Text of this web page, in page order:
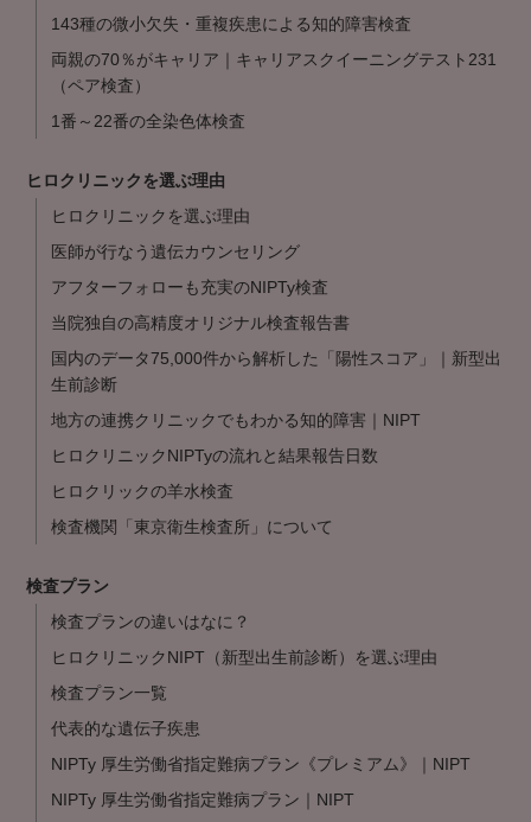
143種の微小欠失・重複疾患による知的障害検査
両親の70％がキャリア｜キャリアスクイーニングテスト231
（ペア検査）
1番～22番の全染色体検査
ヒロクリニックを選ぶ理由
ヒロクリニックを選ぶ理由
医師が行なう遺伝カウンセリング
アフターフォローも充実のNIPTy検査
当院独自の高精度オリジナル検査報告書
国内のデータ75,000件から解析した「陽性スコア」｜新型出
生前診断
地方の連携クリニックでもわかる知的障害｜NIPT
ヒロクリニックNIPTyの流れと結果報告日数
ヒロクリックの羊水検査
検査機関「東京衛生検査所」について
検査プラン
検査プランの違いはなに？
ヒロクリニックNIPT（新型出生前診断）を選ぶ理由
検査プラン一覧
代表的な遺伝子疾患
NIPTy 厚生労働省指定難病プラン《プレミアム》｜NIPT
NIPTy 厚生労働省指定難病プラン｜NIPT